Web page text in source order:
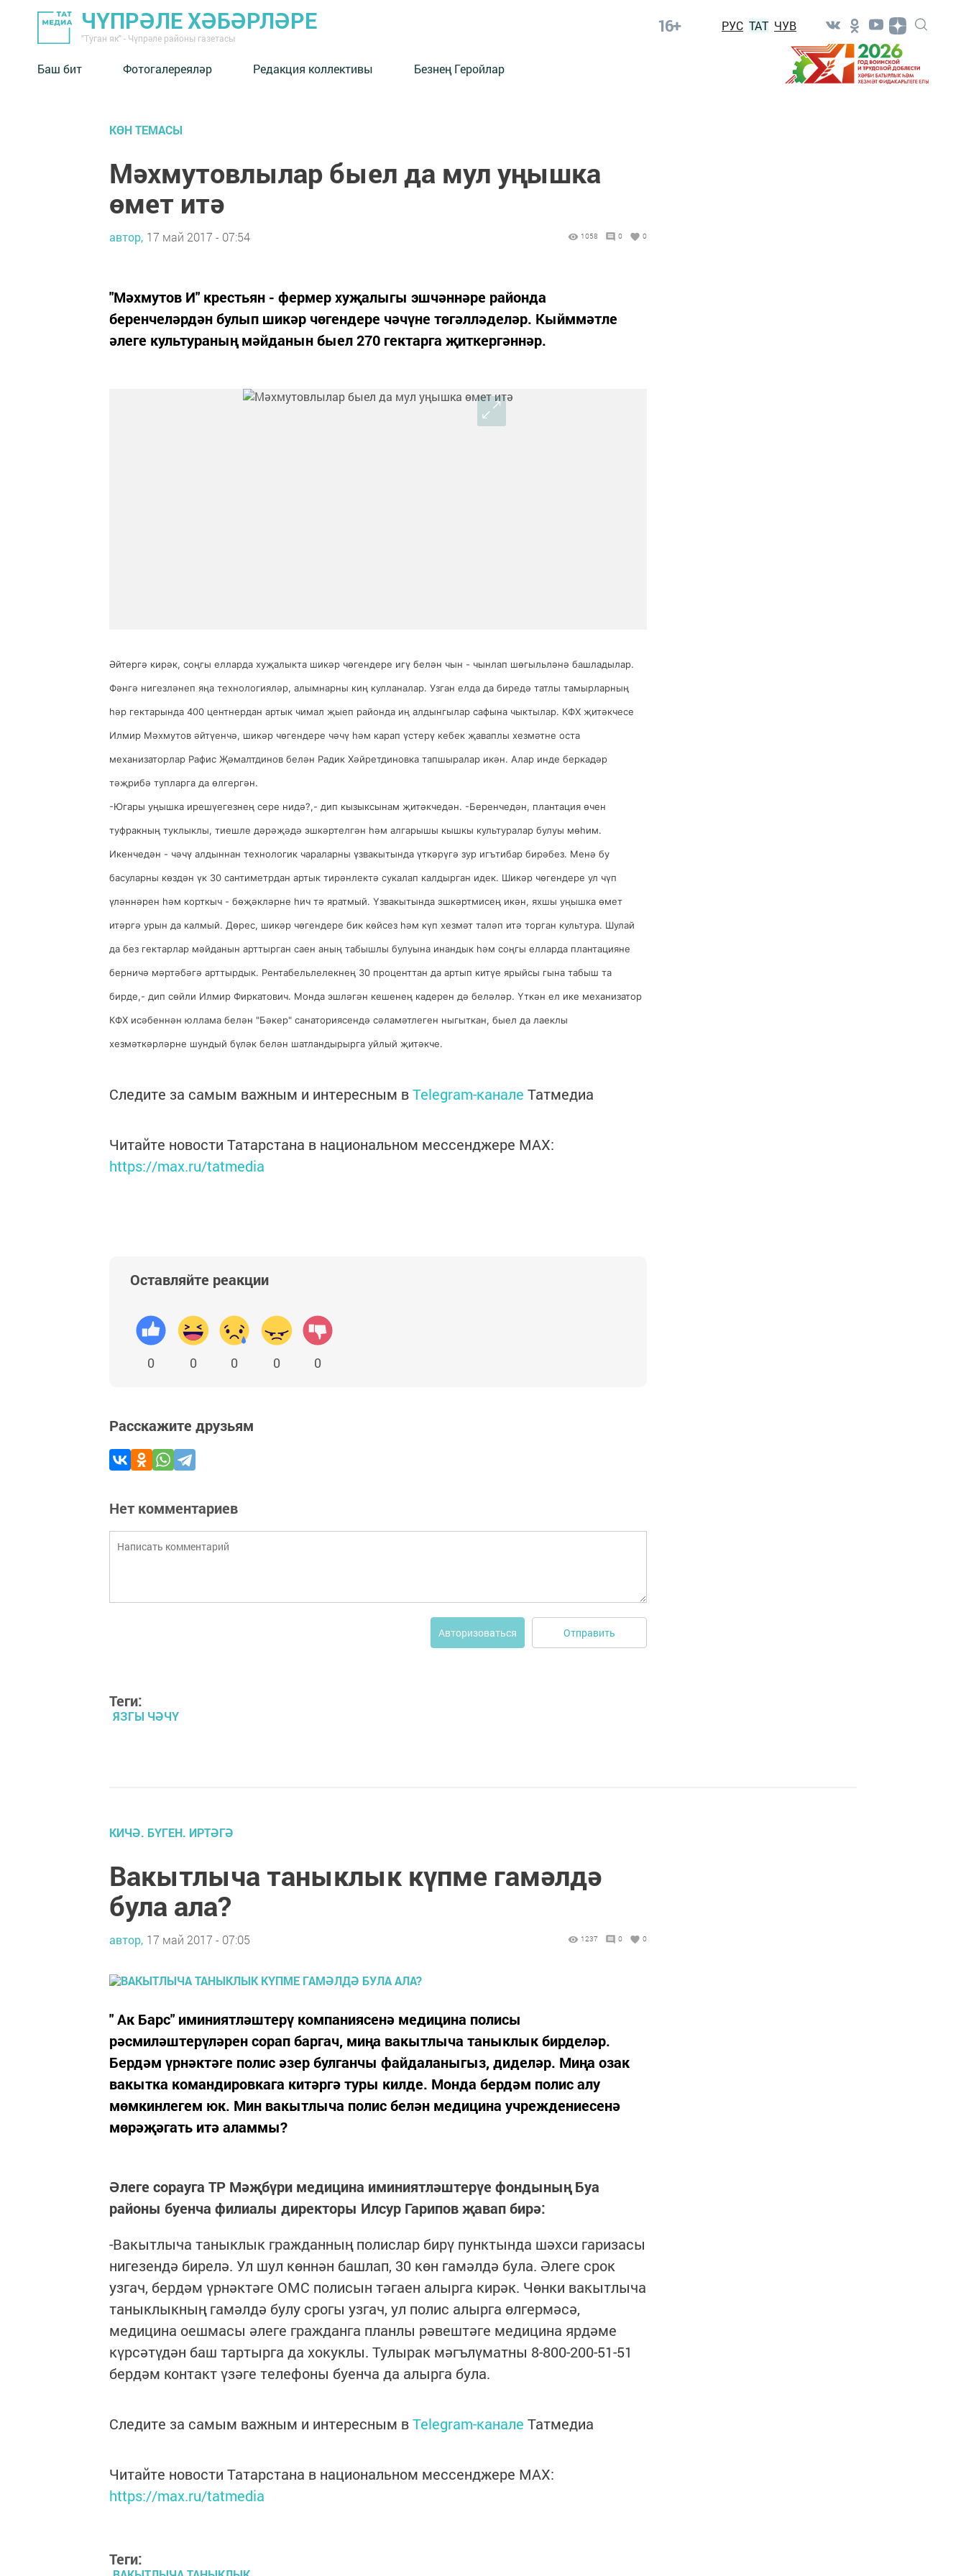
ЧҮПРӘЛЕ ХӘБӘРЛӘРЕ
"Туган як" - Чүпрәле районы газетасы
16+ РУС ТАТ ЧУВ
Баш бит Фотогалереяләр Редакция коллективы Безнең Геройлар
КӨН ТЕМАСЫ
Мәхмутовлылар быел да мул уңышка
өмет итә
автор, 17 май 2017 - 07:54 1058 0 0
"Мәхмутов И" крестьян - фермер хуҗалыгы эшчәннәре районда
беренчеләрдән булып шикәр чөгендере чәчүне төгәлләделәр. Кыйммәтле
әлеге культураның мәйданын быел 270 гектарга җиткергәннәр.
Әйтергә кирәк, соңгы елларда хуҗалыкта шикәр чөгендере игү белән чын - чынлап шөгыльләнә башладылар.
Фәнгә нигезләнеп яңа технологияләр, алымнарны киң кулланалар. Узган елда да биредә татлы тамырларның
һәр гектарында 400 центнердан артык чимал җыеп районда иң алдынгылар сафына чыктылар. КФХ җитәкчесе
Илмир Мәхмутов әйтүенчә, шикәр чөгендере чәчү һәм карап үстерү кебек җаваплы хезмәтне оста
механизаторлар Рафис Җәмалтдинов белән Радик Хәйретдиновка тапшыралар икән. Алар инде беркадәр
тәҗрибә тупларга да өлгергән.
-Югары уңышка ирешүегезнең сере нидә?,- дип кызыксынам җитәкчедән. -Беренчедән, плантация өчен
туфракның туклыклы, тиешле дәрәҗәдә эшкәртелгән һәм алгарышы кышкы культуралар булуы мөһим.
Икенчедән - чәчү алдыннан технологик чараларны үзвакытында үткәрүгә зур игътибар бирәбез. Менә бу
басуларны көздән үк 30 сантиметрдан артык тирәнлектә сукалап калдырган идек. Шикәр чөгендере ул чүп
үләннәрен һәм корткыч - бөҗәкләрне һич тә яратмый. Үзвакытында эшкәртмисең икән, яхшы уңышка өмет
итәргә урын да калмый. Дөрес, шикәр чөгендере бик көйсез һәм күп хезмәт таләп итә торган культура. Шулай
да без гектарлар мәйданын арттырган саен аның табышлы булуына инандык һәм соңгы елларда плантацияне
берничә мәртәбәгә арттырдык. Рентабельлелекнең 30 проценттан да артып китүе ярыйсы гына табыш та
бирде,- дип сөйли Илмир Фиркатович. Монда эшләгән кешенең кадерен дә беләләр. Үткән ел ике механизатор
КФХ исәбеннән юллама белән "Бәкер" санаториясендә сәламәтлеген ныгыткан, быел да лаеклы
хезмәткәрләрне шундый бүләк белән шатландырырга уйлый җитәкче.
Следите за самым важным и интересным вTelegram-канале Татмедиа
Читайте новости Татарстана в национальном мессенджере MАХ:
https://max.ru/tatmedia
Оставляйте реакции
0 0 0 0 0
Расскажите друзьям
Нет комментариев
Авторизоваться Отправить
Теги:
ЯЗГЫ ЧӘЧҮ
КИЧӘ. БҮГЕН. ИРТӘГӘ
Вакытлыча таныклык күпме гамәлдә
була ала?
автор, 17 май 2017 - 07:05 1237 0 0
" Ак Барс" иминиятләштерү компаниясенә медицина полисы
рәсмиләштерүләрен сорап баргач, миңа вакытлыча таныклык бирделәр.
Бердәм үрнәктәге полис әзер булганчы файдаланыгыз, диделәр. Миңа озак
вакытка командировкага китәргә туры килде. Монда бердәм полис алу
мөмкинлегем юк. Мин вакытлыча полис белән медицина учреждениесенә
мөрәҗәгать итә аламмы?
Әлеге сорауга ТР Мәҗбүри медицина иминиятләштерүе фондының Буа
районы буенча филиалы директоры Илсур Гарипов җавап бирә:
-Вакытлыча таныклык гражданның полислар бирү пунктында шәхси гаризасы
нигезендә бирелә. Ул шул көннән башлап, 30 көн гамәлдә була. Әлеге срок
узгач, бердәм үрнәктәге ОМС полисын тәгаен алырга кирәк. Чөнки вакытлыча
таныклыкның гамәлдә булу срогы узгач, ул полис алырга өлгермәсә,
медицина оешмасы әлеге гражданга планлы рәвештәге медицина ярдәме
күрсәтүдән баш тартырга да хокуклы. Тулырак мәгълүматны 8-800-200-51-51
бердәм контакт үзәге телефоны буенча да алырга була.
Следите за самым важным и интересным вTelegram-канале Татмедиа
Читайте новости Татарстана в национальном мессенджере MАХ:
https://max.ru/tatmedia
Теги: